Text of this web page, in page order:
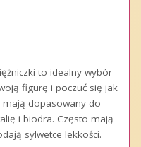
to idealny wybór
figurę i poczuć się jak
mają dopasowany do
i biodra. Często mają
sylwetce lekkości.